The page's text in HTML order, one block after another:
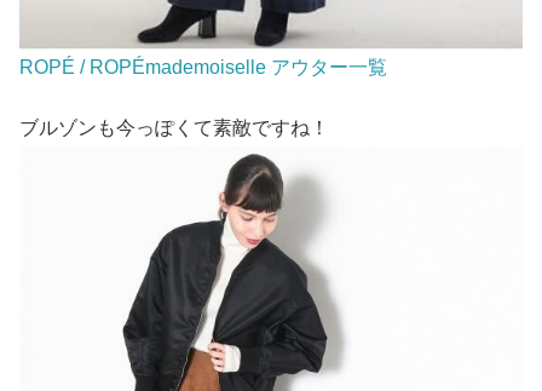
ROPÉ / ROPÉmademoiselle アウター一覧
ブルゾンも今っぽくて素敵ですね！